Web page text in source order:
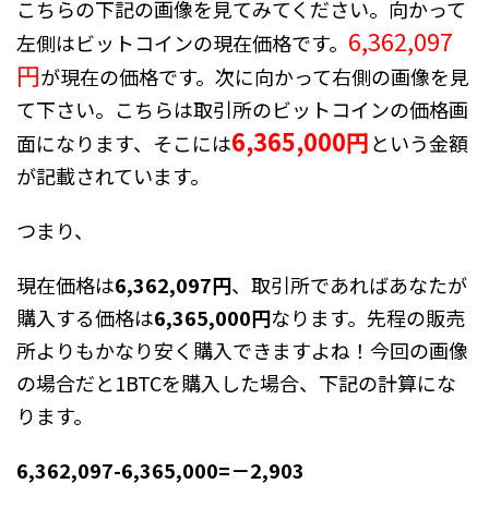
こちらの下記の画像を見てみてください。向かって
左側はビットコインの現在価格です。 6,362,097
円が現在の価格です。次に向かって右側の画像を見
て下さい。こちらは取引所のビットコインの価格画
面になります、そこには6,365,000円という金額
が記載されています。
つまり、
現在価格は6,362,097円、取引所であればあなたが
購入する価格は6,365,000円なります。先程の販売
所よりもかなり安く購入できますよね！今回の画像
の場合だと1BTCを購入した場合、下記の計算にな
ります。
6,362,097-6,365,000=－2,903